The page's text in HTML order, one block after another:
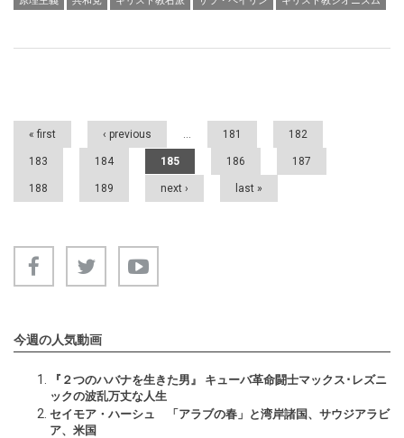
Pages
« first ‹ previous … 181 182
183 184 185 186 187
188 189 next › last »
今週の人気動画
『２つのハバナを生きた男』 キューバ革命闘士マックス･レズニ
ックの波乱万丈な人生
セイモア・ハーシュ 「アラブの春」と湾岸諸国、サウジアラビ
ア、米国